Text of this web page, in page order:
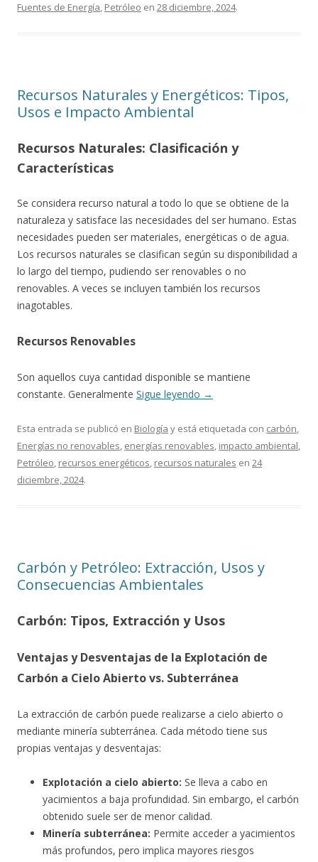
Fuentes de Energía, Petróleo en 28 diciembre, 2024.
Recursos Naturales y Energéticos: Tipos,
Usos e Impacto Ambiental
Recursos Naturales: Clasificación y
Características
Se considera recurso natural a todo lo que se obtiene de la
naturaleza y satisface las necesidades del ser humano. Estas
necesidades pueden ser materiales, energéticas o de agua.
Los recursos naturales se clasifican según su disponibilidad a
lo largo del tiempo, pudiendo ser renovables o no
renovables. A veces se incluyen también los recursos
inagotables.
Recursos Renovables
Son aquellos cuya cantidad disponible se mantiene
constante. Generalmente Sigue leyendo →
Esta entrada se publicó en Biología y está etiquetada con carbón,
Energías no renovables, energías renovables, impacto ambiental,
Petróleo, recursos energéticos, recursos naturales en 24
diciembre, 2024.
Carbón y Petróleo: Extracción, Usos y
Consecuencias Ambientales
Carbón: Tipos, Extracción y Usos
Ventajas y Desventajas de la Explotación de
Carbón a Cielo Abierto vs. Subterránea
La extracción de carbón puede realizarse a cielo abierto o
mediante minería subterránea. Cada método tiene sus
propias ventajas y desventajas:
Explotación a cielo abierto: Se lleva a cabo en
yacimientos a baja profundidad. Sin embargo, el carbón
obtenido suele ser de menor calidad.
Minería subterránea: Permite acceder a yacimientos
más profundos, pero implica mayores riesgos